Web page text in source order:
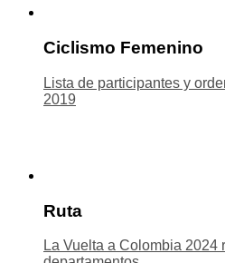
Ciclismo Femenino
Lista de participantes y
2019
Ruta
La Vuelta a Colombia 2024